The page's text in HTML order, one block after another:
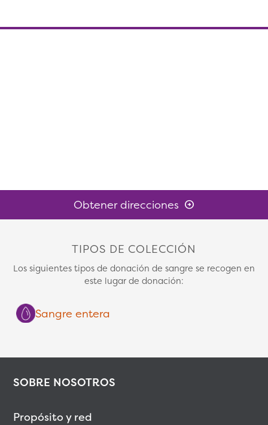
Obtener direcciones
TIPOS DE COLECCIÓN
Los siguientes tipos de donación de sangre se recogen en
este lugar de donación:
Sangre entera
SOBRE NOSOTROS
Propósito y red